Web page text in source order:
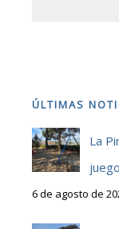
ÚLTIMAS
La
6 de agosto de